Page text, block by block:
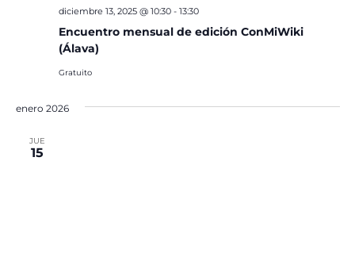
Encuentro mensual de edición ConMiWiki
(Álava)
diciembre 13, 2025 @ 10:30- 13:30
Gratuito
enero 2026
JUE
15